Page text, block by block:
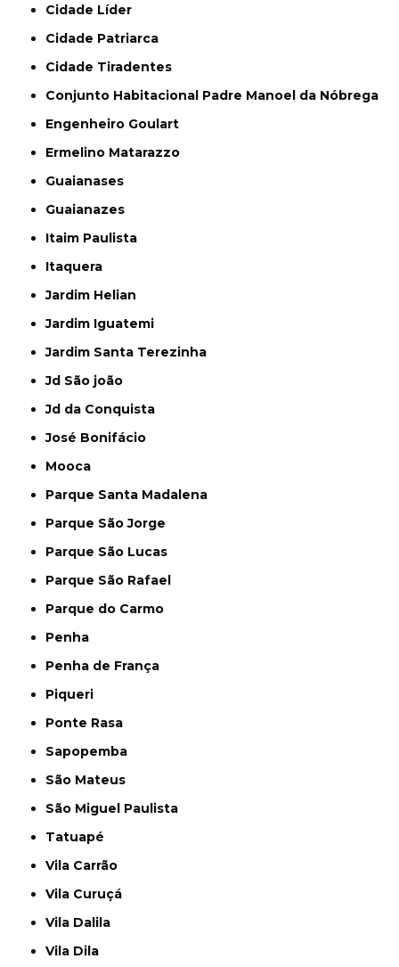
Cidade Líder
Cidade Patriarca
Cidade Tiradentes
Conjunto Habitacional Padre Manoel da Nóbrega
Engenheiro Goulart
Ermelino Matarazzo
Guaianases
Guaianazes
Itaim Paulista
Itaquera
Jardim Helian
Jardim Iguatemi
Jardim Santa Terezinha
Jd São joão
Jd da Conquista
José Bonifácio
Mooca
Parque Santa Madalena
Parque São Jorge
Parque São Lucas
Parque São Rafael
Parque do Carmo
Penha
Penha de França
Piqueri
Ponte Rasa
Sapopemba
São Mateus
São Miguel Paulista
Tatuapé
Vila Carrão
Vila Curuçá
Vila Dalila
Vila Dila